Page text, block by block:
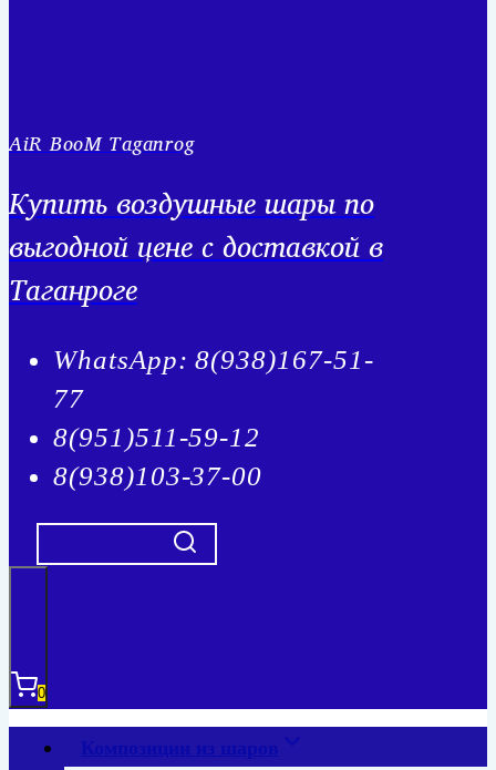
AiR BooM Taganrog
Купить воздушные шары по
выгодной цене с доставкой в
Таганроге
WhatsApp: 8(938)167-51-
77
8(951)511-59-12
8(938)103-37-00
0
Композиции из шаров